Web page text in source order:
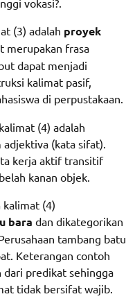
adalah proyek
merupakan frasa
dapat menjadi
kalimat pasif,
di perpustakaan.
(4) adalah
(kata sifat).
kerja aktif transitif
kanan objek.
(4)
bara dan dikategorikan
tambang batu
Keterangan contoh
predikat sehingga
tidak bersifat wajib.